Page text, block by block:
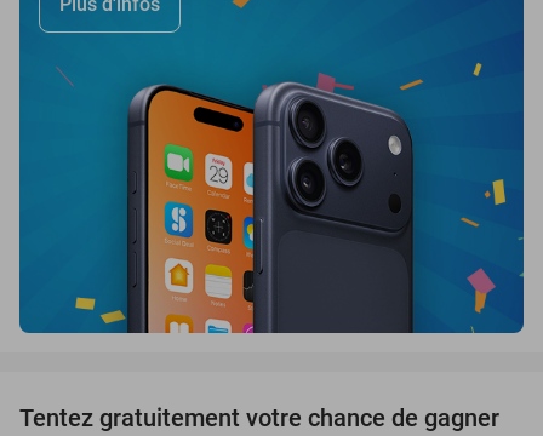
Tentez gratuitement votre chance de gagner